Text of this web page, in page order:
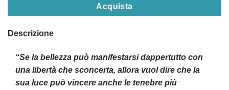
Acquista
Descrizione
“Se la bellezza può manifestarsi dappertutto con
una libertà che sconcerta, allora vuol dire che la
sua luce può vincere anche le tenebre più